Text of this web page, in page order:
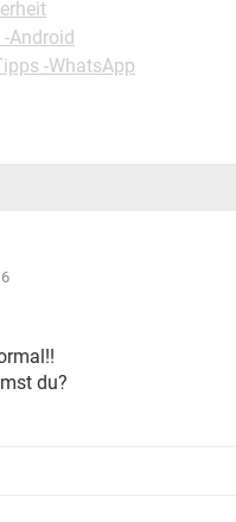
Android
-WhatsApp
du?